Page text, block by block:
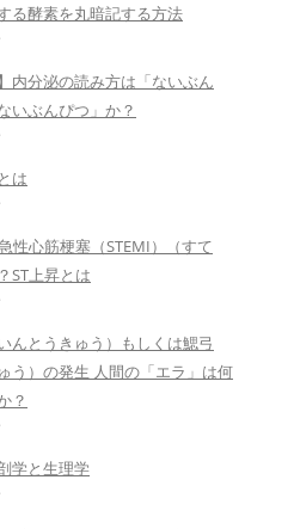
る酵素を丸暗記する方法
内分泌の読み方は「ないぶん
いぶんぴつ」か？
は
性心筋梗塞（STEMI）（すて
ST上昇とは
んとうきゅう）もしくは鰓弓
う）の発生 人間の「エラ」は何
？
学と生理学